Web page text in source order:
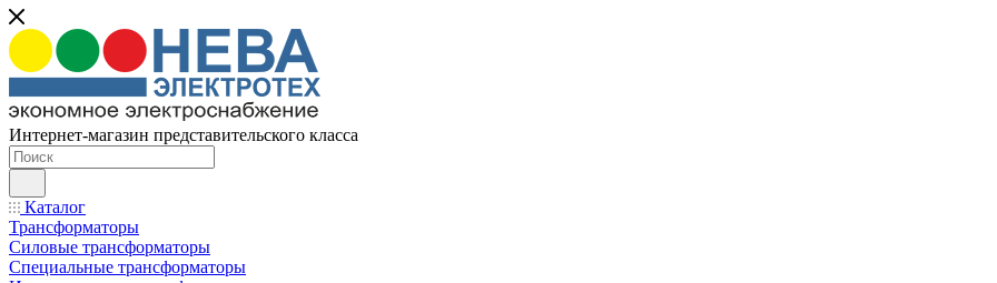
Интернет-магазин представительского класса
Каталог
Трансформаторы
Силовые трансформаторы
Специальные трансформаторы